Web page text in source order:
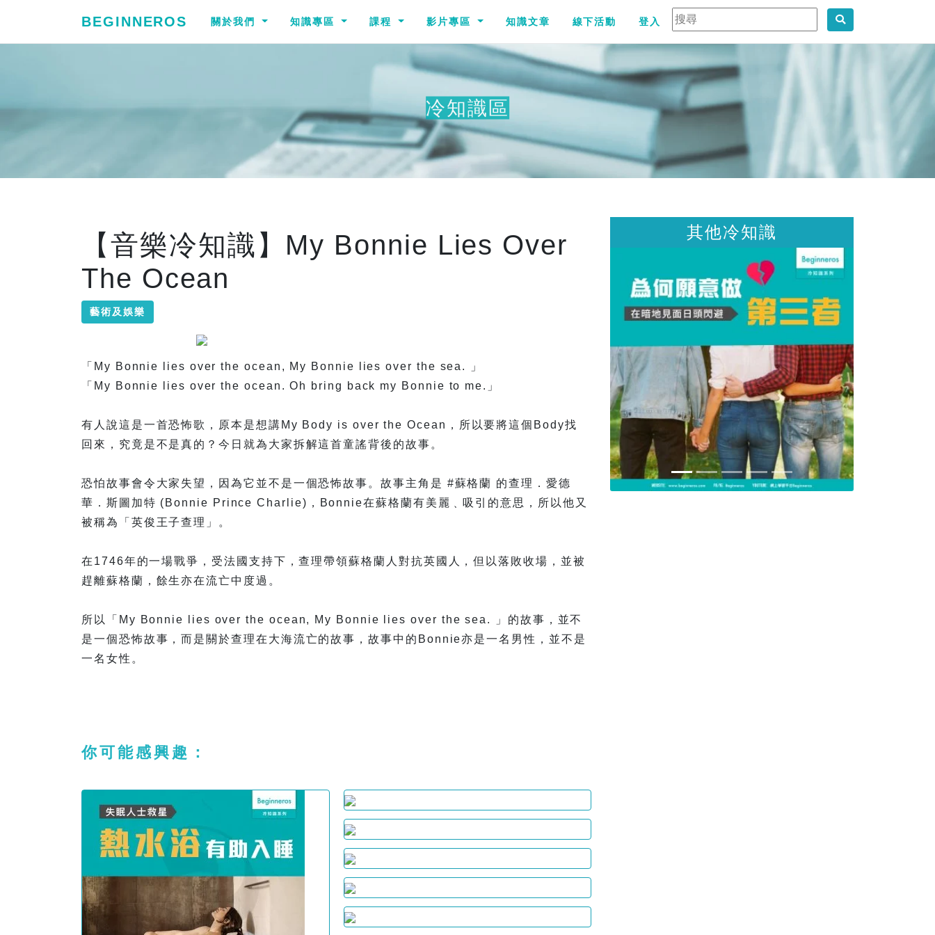
BEGINNEROS 關於我們 知識專區 課程 影片專區 知識文章 線下活動 登入
冷知識區
【音樂冷知識】My Bonnie Lies Over
The Ocean
藝術及娛樂
「My Bonnie lies over the ocean, My Bonnie lies over the sea. 」
「My Bonnie lies over the ocean. Oh bring back my Bonnie to me.」
有人說這是一首恐怖歌，原本是想講My Body is over the Ocean，所以要將這個Body找
回來，究竟是不是真的？今日就為大家拆解這首童謠背後的故事。
恐怕故事會令大家失望，因為它並不是一個恐怖故事。故事主角是 #蘇格蘭 的查理．愛德
華．斯圖加特 (Bonnie Prince Charlie)，Bonnie在蘇格蘭有美麗﹑吸引的意思，所以他又
被稱為「英俊王子查理」。
在1746年的一場戰爭，受法國支持下，查理帶領蘇格蘭人對抗英國人，但以落敗收場，並被
趕離蘇格蘭，餘生亦在流亡中度過。
所以「My Bonnie lies over the ocean, My Bonnie lies over the sea. 」的故事，並不
是一個恐怖故事，而是關於查理在大海流亡的故事，故事中的Bonnie亦是一名男性，並不是
一名女性。
其他冷知識
你可能感興趣：